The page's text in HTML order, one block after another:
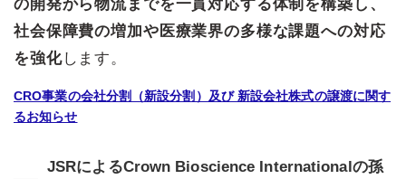
の開発から物流までを一貫対応する体制を構築し、
社会保障費の増加や医療業界の多様な課題への対応
を強化します。
CRO事業の会社分割（新設分割）及び 新設会社株式の譲渡に関す
るお知らせ
JSRによるCrown Bioscience Internationalの孫